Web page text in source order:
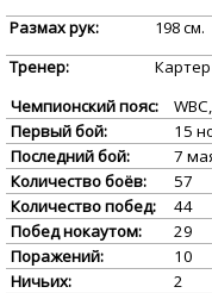
Размах рук:
198 см.
Тренер:
Чемпионский пояс:
Первый бой:
15
Последний бой:
7
Количество боёв:
57
Количество побед:
44
Побед нокаутом:
29
Поражений:
10
Ничьих:
2